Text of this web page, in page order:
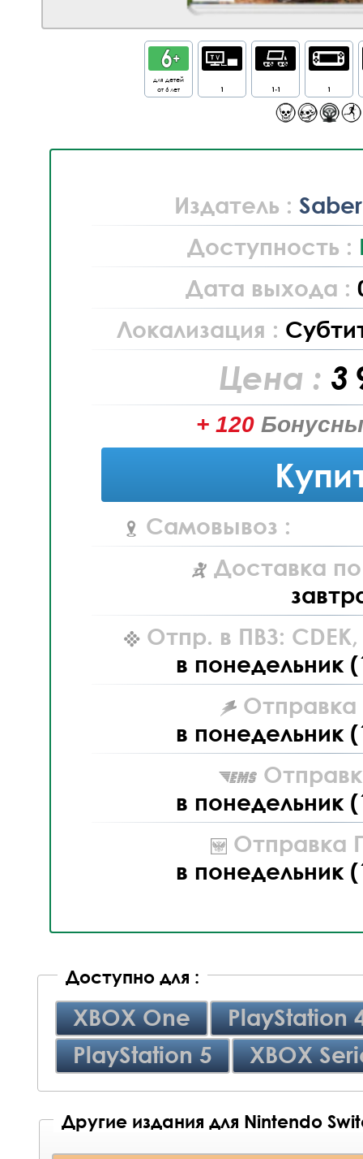
для детей
от 6 лет
1 1-1 1
Издатель :
Доступность :
Дата выхода :
Локализация :
Цена : 3
+ 120
Самовывоз :
Доставка
Отпр. в ПВЗ: CDEK,
в понедельник
Отправка
в понедельник
в понедельник
Отправка
в понедельник
Доступно для :
XBOX One
PlayStation
PlayStation 5
XBOX
Другие издания для Nintendo